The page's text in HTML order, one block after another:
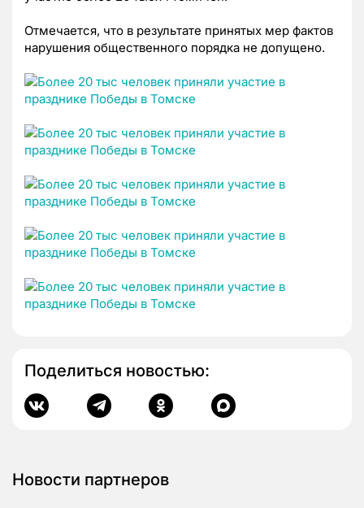
Отмечается, что в результате принятых мер фактов
нарушения общественного порядка не допущено.
Поделиться новостью:
Новости партнеров